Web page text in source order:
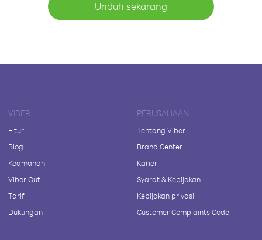
Unduh sekarang
VIBER
Fitur
Blog
Keamanan
Viber Out
Tarif
Dukungan
PERUSAHAAN
Tentang Viber
Brand Center
Karier
Syarat & Kebijakan
Kebijakan privasi
Customer Complaints Code